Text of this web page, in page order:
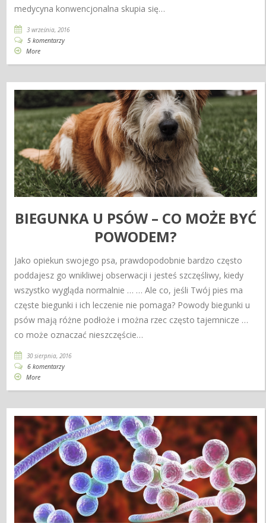
medycyna konwencjonalna skupia się…
3 września, 2016
5 komentarzy
More
BIEGUNKA U PSÓW – CO MOŻE BYĆ
POWODEM?
Jako opiekun swojego psa, prawdopodobnie bardzo często
poddajesz go wnikliwej obserwacji i jesteś szczęśliwy, kiedy
wszystko wygląda normalnie … … Ale co, jeśli Twój pies ma
częste biegunki i ich leczenie nie pomaga? Powody biegunki u
psów mają różne podłoże i można rzec często tajemnicze …
co może oznaczać nieszczęście…
30 sierpnia, 2016
6 komentarzy
More